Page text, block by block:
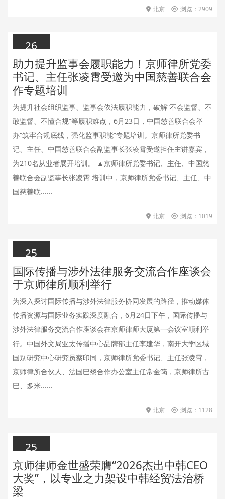
北京 浏览：2909
26
2026.06.26
助力提升监事会履职能力！京师律所党委
书记、主任张凌霄受邀为中国慈善联合会
作专题培训
为提升社会组织监事、监事会依法履职能力，破解“不会监督、不
敢监督、不懂合规”等履职难点，6月23日，中国慈善联合会举
办“筑牢合规底线，强化监事职能”专题培训。京师律所党委书
记、主任、中国慈善联合会副监事长张凌霄受邀担任主讲嘉宾，
为210名从业者展开培训。 ▲京师律所党委书记、主任、中国慈
善联合会副监事长张凌霄 培训中，京师律所党委书记、主任、中
国慈善联......
北京 浏览：1019
25
2026.06.25
国际传播与涉外法律服务交流合作座谈会
于京师律所顺利举行
为深入探讨国际传播与涉外法律服务协同发展的路径，推动媒体
传播资源与国际业务实践深度融合，6月24日下午，国际传播与
涉外法律服务交流合作座谈会在京师律师大厦第一会议室顺利举
行。中国外文局亚太传播中心品牌部主任李建华，南开大学区域
国别研究中心研究员蔡印同，京师律所党委书记、主任张凌霄，
京师律所合伙人、法国巴黎合作办公室主任常金筠，京师律所古
巴、多米......
北京 浏览：1128
25
2026.06.25
京师律师金世盛荣膺“2026杰出中韩CEO
大奖”，以专业之力架设中韩经贸法治桥
梁